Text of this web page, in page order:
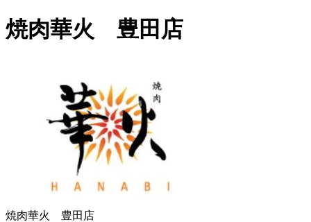
焼肉華火 豊田店
焼肉華火 豊田店